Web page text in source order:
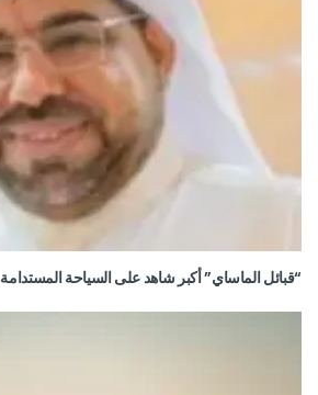
“قبائل الماساي” أكبر شاهد على السياحة المستدامة